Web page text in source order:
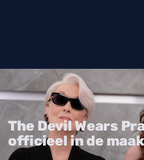
The Devil Wears
officieel in de